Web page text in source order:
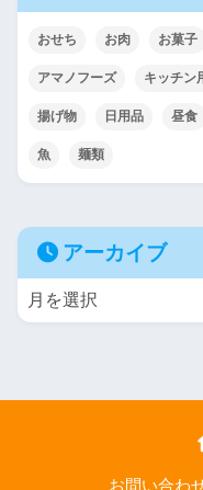
おせち お肉 お菓子
アマノフーズ キッチン
揚げ物 日用品 昼食
魚 麺類
アーカイブ
お問い合わ